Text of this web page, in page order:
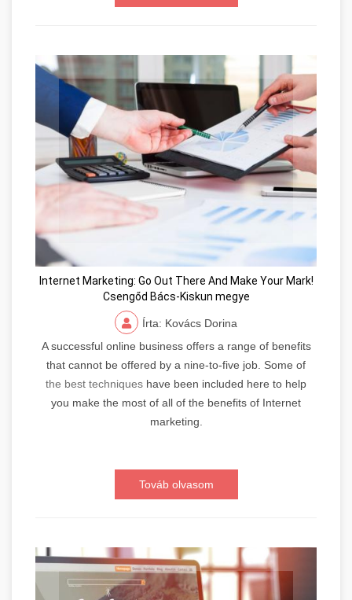
Internet Marketing: Go Out There And Make Your Mark!
Csengőd Bács-Kiskun megye
Írta: Kovács Dorina
A successful online business offers a range of benefits
that cannot be offered by a nine-to-five job. Some of
the best techniques have been included here to help
you make the most of all of the benefits of Internet
marketing.
Továb olvasom